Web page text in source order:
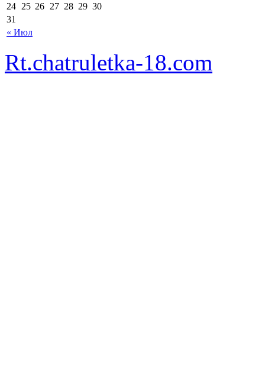
« Июл
24 25 26 27 28 29 30
31
Rt.chatruletka-18.com